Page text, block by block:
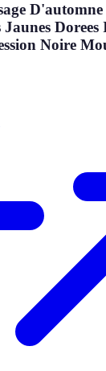
Dorees
Noire